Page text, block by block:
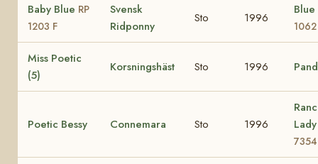
Baby Blue RP
1203 F
Svensk
Ridponny
Sto 1996
1062
Miss Poetic
(5)
Korsningshäst Sto 1996
Poetic Bessy Connemara Sto 1996
7354